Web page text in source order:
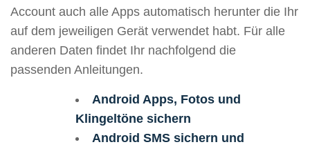
Account auch alle Apps automatisch herunter die Ihr
auf dem jeweiligen Gerät verwendet habt. Für alle
anderen Daten findet Ihr nachfolgend die
passenden Anleitungen.
Android Apps, Fotos und
Klingeltöne sichern
Android SMS sichern und